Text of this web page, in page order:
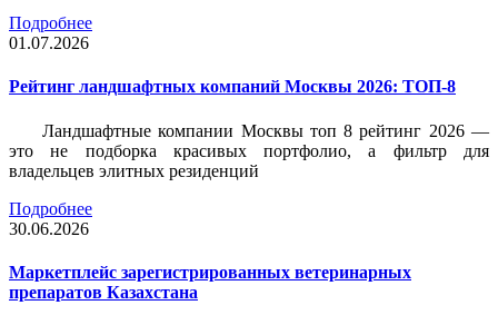
Подробнее
01.07.2026
Рейтинг ландшафтных компаний Москвы 2026: ТОП-8
Ландшафтные компании Москвы топ 8 рейтинг 2026 —
это не подборка красивых портфолио, а фильтр для
владельцев элитных резиденций
Подробнее
30.06.2026
Маркетплейс зарегистрированных ветеринарных
препаратов Казахстана